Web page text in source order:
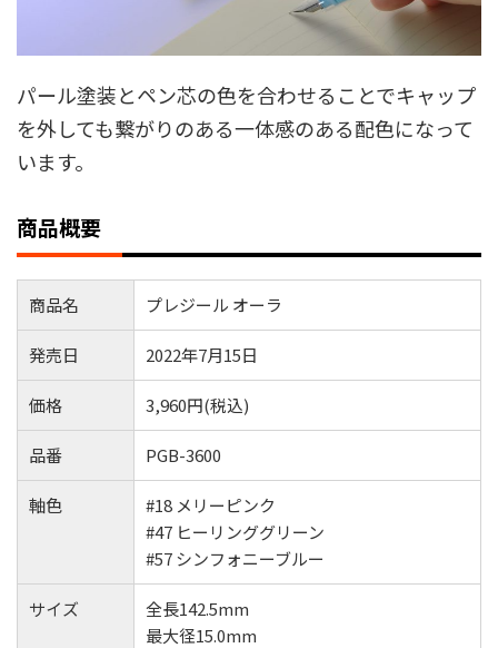
パール塗装とペン芯の色を合わせることでキャップ
を外しても繋がりのある一体感のある配色になって
います。
商品概要
商品名 プレジール オーラ
発売日 2022年7月15日
価格 3,960円(税込)
品番 PGB-3600
軸色
#18 メリーピンク
#47 ヒーリンググリーン
#57 シンフォニーブルー
サイズ
全長142.5mm
最大径15.0mm